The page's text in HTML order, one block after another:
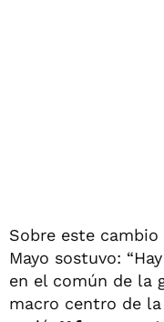
Sobre este
Mayo sostuvo:
en el común de la
macro centro de la